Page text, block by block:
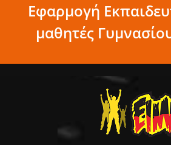
Εφαρμογή
μαθητές